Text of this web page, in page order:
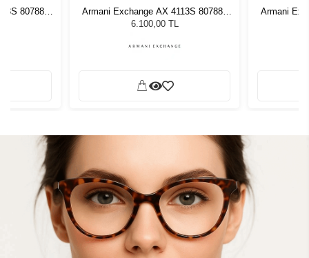
807887
Armani Exchange AX 4113S 807887
55 Unisex Güneş Gözlüğü
6.100,00 TL
Armani